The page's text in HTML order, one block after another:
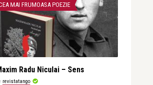
MAI FRUMOASA POEZIE
Radu Niculai – Sens
revistatango